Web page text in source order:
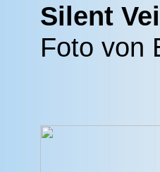
Silent
Foto von